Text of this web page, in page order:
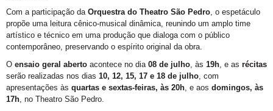
Com a participação da Orquestra do Theatro São Pedro, o espetáculo
propõe uma leitura cênico-musical dinâmica, reunindo um amplo time
artístico e técnico em uma produção que dialoga com o público
contemporâneo, preservando o espírito original da obra.
O ensaio geral aberto acontece no dia 08 de julho, às 19h, e as récitas
serão realizadas nos dias 10, 12, 15, 17 e 18 de julho, com
apresentações às quartas e sextas-feiras, às 20h, e aos domingos, às
17h, no Theatro São Pedro.